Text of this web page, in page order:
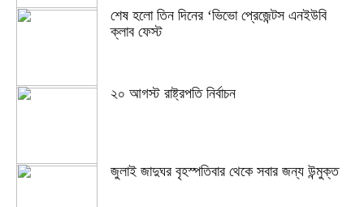
শেষ হলো তিন দিনের ‘ভিভো প্রেজেন্টস এনইউবি
ক্লাব ফেস্ট
২০ আগস্ট রাষ্ট্রপতি নির্বাচন
জুলাই জাদুঘর বৃহস্পতিবার থেকে সবার জন্য উন্মুক্ত